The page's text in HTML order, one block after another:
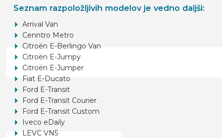
Seznam razpoložljivih modelov je vedno daljši:
Arrival Van
Cenntro Metro
Citroën E-Berlingo Van
Citroën E-Jumpy
Citroën E-Jumper
Fiat E-Ducato
Ford E-Transit
Ford E-Transit Courier
Ford E-Transit Custom
Iveco eDaily
LEVC VN5